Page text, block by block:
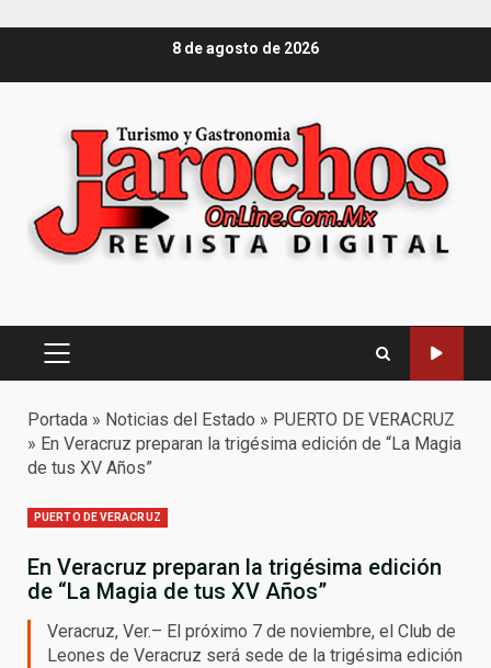
contenido
8 de agosto de 2026
Menú
principal
Portada » Noticias del Estado » PUERTO DE VERACRUZ
» En Veracruz preparan la trigésima edición de “La Magia
de tus XV Años”
PUERTO DE VERACRUZ
En Veracruz preparan la trigésima edición
de “La Magia de tus XV Años”
Veracruz, Ver.– El próximo 7 de noviembre, el Club de
Leones de Veracruz será sede de la trigésima edición